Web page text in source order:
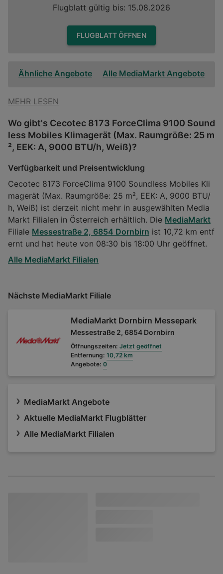
Flugblatt gültig bis: 15.08.2026
FLUGBLATT ÖFFNEN
Ähnliche Angebote Alle MediaMarkt Angebote
MEHR LESEN
Wo gibt's Cecotec 8173 ForceClima 9100 Sound
less Mobiles Klimagerät (Max. Raumgröße: 25 m
², EEK: A, 9000 BTU/h, Weiß)?
Verfügbarkeit und Preisentwicklung
Cecotec 8173 ForceClima 9100 Soundless Mobiles Kli
magerät (Max. Raumgröße: 25 m², EEK: A, 9000 BTU/
h, Weiß) ist derzeit nicht mehr in ausgewählten Media
Markt Filialen in Österreich erhältlich. Die MediaMarkt
Filiale Messestraße 2, 6854 Dornbirn ist 10,72 km entf
ernt und hat heute von 08:30 bis 18:00 Uhr geöffnet.
Alle MediaMarkt Filialen
Nächste MediaMarkt Filiale
MediaMarkt Dornbirn Messepark
Messestraße 2, 6854 Dornbirn
Öffnungszeiten: Jetzt geöffnet
Entfernung: 10,72 km
Angebote: 0
MediaMarkt Angebote
Aktuelle MediaMarkt Flugblätter
Alle MediaMarkt Filialen